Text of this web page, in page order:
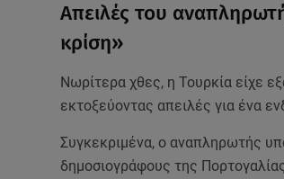
Απειλές του
κρίση»
Νωρίτερα χθες, η Τουρκία είχε
εκτοξεύοντας απειλές για ένα
Συγκεκριμένα, ο αναπληρωτής
δημοσιογράφους της